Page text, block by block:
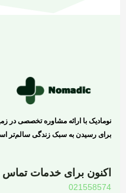
نومادیک با ارائه مشاوره تخصصی در
برای رسیدن به سبک زندگی سالم‌تر
اکنون برای خدمات تماس
021558574